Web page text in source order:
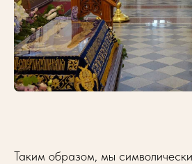
Таким образом, мы